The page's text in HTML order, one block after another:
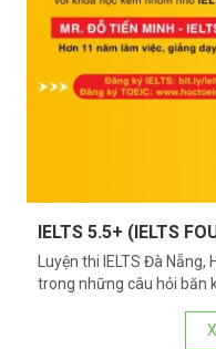
IELTS 5.5+ (IELTS
Luyện thi IELTS Đà Nẵng,
trong những câu hỏi băn